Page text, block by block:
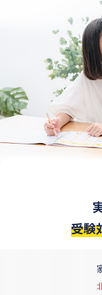
受験